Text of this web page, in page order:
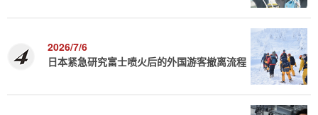
2026/7/6
日本紧急研究富士喷火后的外国游客撤离流程